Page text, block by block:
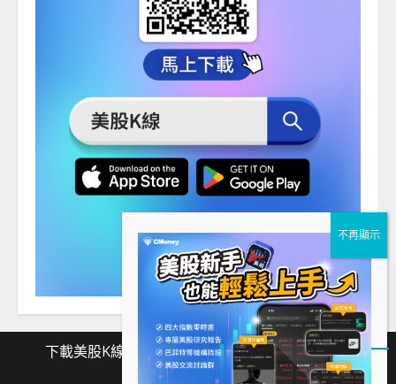
下載美股K線 Facebook Instagram Twitter